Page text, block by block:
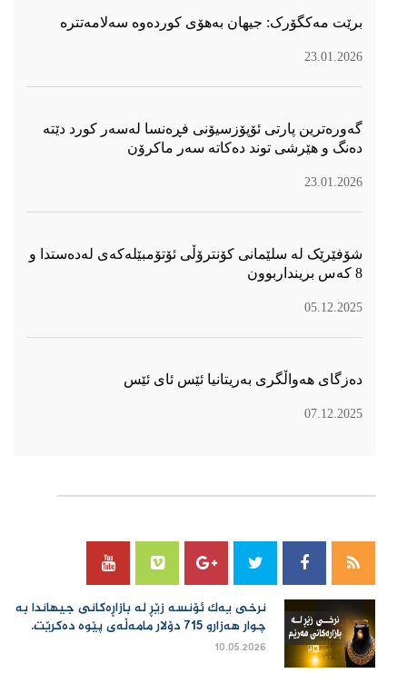
برێت مەکگۆرک: جیهان بەهۆی کوردەوە سەلامەتترە
23.01.2026
گەورەترین پارتی ئۆپۆزسیۆنی فڕەنسا لەسەر كورد دێتە
دەنگ و هێرشی توند دەكاتە سەر ماكرۆن
23.01.2026
شۆفێرێک لە سلێمانی کۆنترۆڵی ئۆتۆمبێلەکەی لەدەستدا و
8 کەس برینداربوون
05.12.2025
دەزگای هەواڵگری بەریتانیا ئێس ئای ئێس
07.12.2025
نرخی یەك ئۆنسە زێڕ لە بازاڕەكانی جیهاندا بە
چوار هەزارو 715 دۆلار مامەڵەی پێوە دەكرێت.
10.05.2026